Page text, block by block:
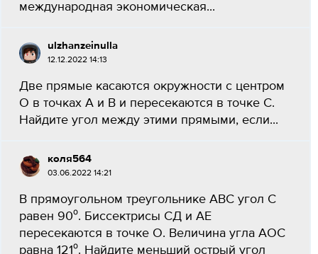
международная экономическая...
ulzhanzeinulla
12.12.2022 14:13
Две прямые касаются окружности с центром
О в точках А и В и пересекаются в точке С.
Найдите угол между этими прямыми, если...
коля564
03.06.2022 14:21
В прямоугольном треугольнике АВС угол С
равен 90⁰. Биссектрисы СД и АЕ
пересекаются в точке О. Величина угла АОС
равна 121⁰. Найдите меньший острый угол